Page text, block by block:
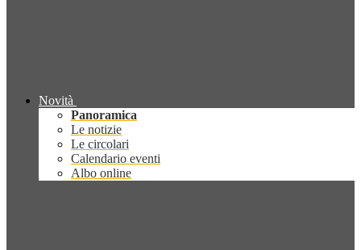
Novità
Panoramica
Le notizie
Le circolari
Calendario eventi
Albo online